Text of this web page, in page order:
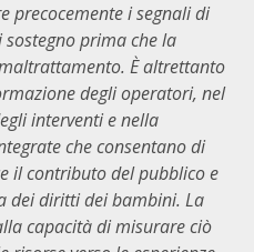
precocemente i segnali di
prima che la
È altrettanto
degli operatori, nel
interventi e nella
che consentano di
il contributo del pubblico e
dei diritti dei bambini. La
capacità di misurare ciò